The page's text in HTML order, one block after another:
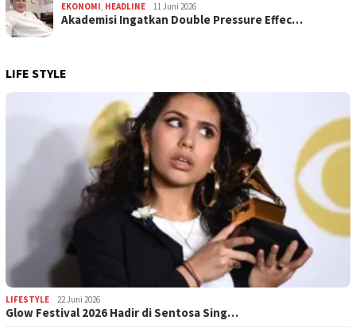
EKONOMI, HEADLINE 11 Juni 2026
Akademisi Ingatkan Double Pressure Effec…
LIFE STYLE
LIFESTYLE 22 Juni 2026
Glow Festival 2026 Hadir di Sentosa Sing…